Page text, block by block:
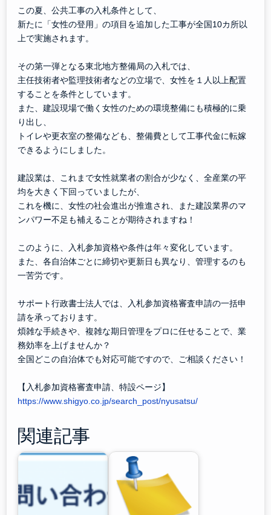
この夏、公共工事の入札条件として、
新たに「女性の登用」の項目を追加した工事が全国10カ所以
上で実施されます。
その第一弾となる東北地方整備局の入札では、
主任技術者や監理技術者などの立場で、女性を１人以上配置
することを条件としています。
また、建設現場で働く女性のための環境整備にも積極的に乗
り出し、
トイレや更衣室の整備なども、整備費として工事代金に転嫁
できるようにしました。
建設業は、これまで女性就業者の割合が少なく、全産業の平
均を大きく下回っていましたが、
これを機に、女性の社会進出が推進され、また建設業界のマ
ンパワー不足も補えることが期待されますね！
このように、入札参加資格や条件は年々変化しています。
また、各自治体ごとに締切や更新日も異なり、管理するのも
一苦労です。
サポート行政書士法人では、入札参加資格審査申請の一括申
請を承っております。
煩雑な手続きや、複雑な期日管理をプロに任せることで、業
務効率を上げませんか？
全国どこの自治体でも対応可能ですので、ご相談ください！
【入札参加資格審査申請、特設ページ】
https://www.shigyo.co.jp/search_post/nyusatsu/
関連記事